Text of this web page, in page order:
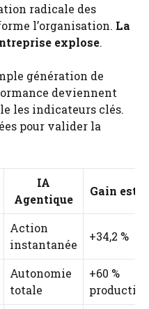
radicale des
l’organisation. La
explose.
génération de
deviennent
les indicateurs clés.
pour valider la
IA
Agentique
Gain
Action
instantanée
+34,2 %
Autonomie
totale
+60 %